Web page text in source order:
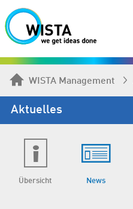
WISTA Management
Aktuelles
Übersicht News